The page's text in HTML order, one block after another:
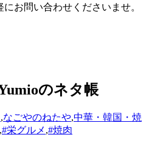
お問い合わせくださいませ。
のネタ帳
,なごやのねたや,中華・韓国・焼
,#栄グルメ ,#焼肉